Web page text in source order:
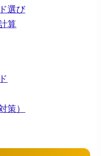
選び
算
策）